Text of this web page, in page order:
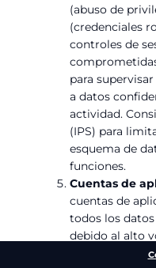
(abuso de
(credenciales
controles de
para
a datos
actividad.
(IPS) para
esquema de
funciones.
Cuentas de
cuentas de
todos los
debido al alto
controles de